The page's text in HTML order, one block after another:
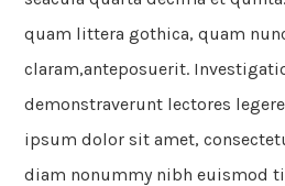
quam littera gothica, quam
claram,anteposuerit.
demonstraverunt lectores
ipsum dolor sit amet,
diam nonummy nibh euismod